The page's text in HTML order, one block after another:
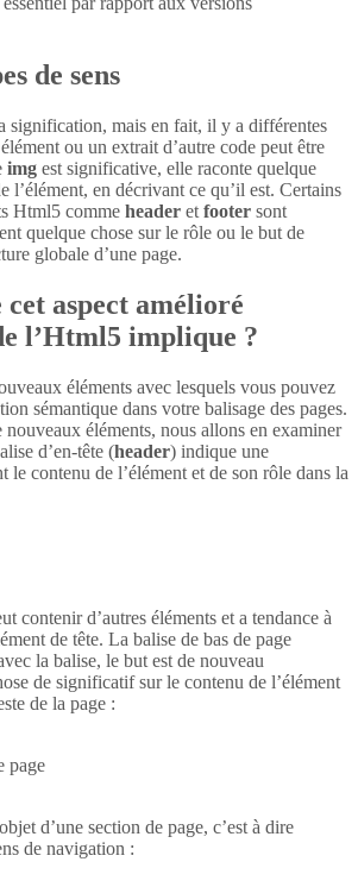
de sens
signification, mais en fait, il y a différentes
ou un extrait d’autre code peut être
img est significative, elle raconte quelque
l’élément, en décrivant ce qu’il est. Certains
Html5 comme header et footer sont
quelque chose sur le rôle ou le but de
globale d’une page.
cet aspect amélioré
l’Html5 implique ?
éléments avec lesquels vous pouvez
sémantique dans votre balisage des pages.
éléments, nous allons en examiner
d’en-tête (header) indique une
le contenu de l’élément et de son rôle dans la
contenir d’autres éléments et a tendance à
de tête. La balise de bas de page
la balise, le but est de nouveau
de significatif sur le contenu de l’élément
de la page :
page
d’une section de page, c’est à dire
de navigation :